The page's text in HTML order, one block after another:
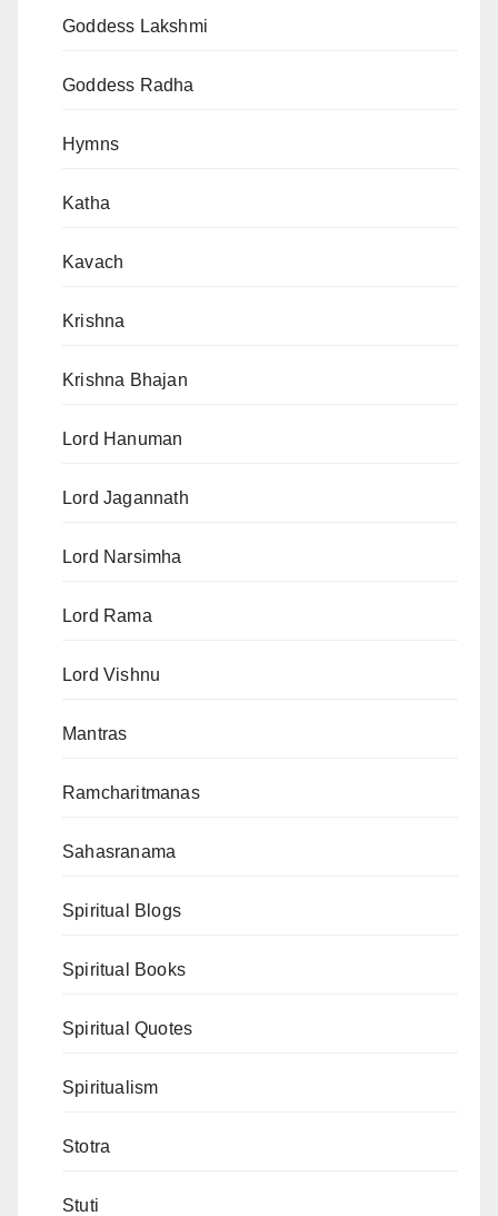
Goddess Lakshmi
Goddess Radha
Hymns
Katha
Kavach
Krishna
Krishna Bhajan
Lord Hanuman
Lord Jagannath
Lord Narsimha
Lord Rama
Lord Vishnu
Mantras
Ramcharitmanas
Sahasranama
Spiritual Blogs
Spiritual Books
Spiritual Quotes
Spiritualism
Stotra
Stuti